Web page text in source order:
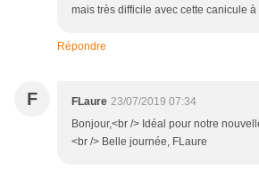
mais très difficile avec cette canicule à
Répondre
F FLaure 23/07/2019 07:34
Bonjour,<br /> Idéal pour notre
<br /> Belle journée, FLaure